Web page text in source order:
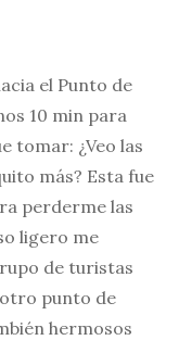
el Punto de
10 min para
tomar: ¿Veo las
más? Esta fue
perderme las
ligero me
de turistas
punto de
hermosos